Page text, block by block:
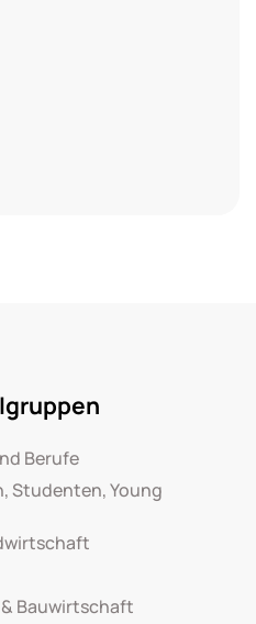
Berufe
Studenten, Young
Bauwirtschaft